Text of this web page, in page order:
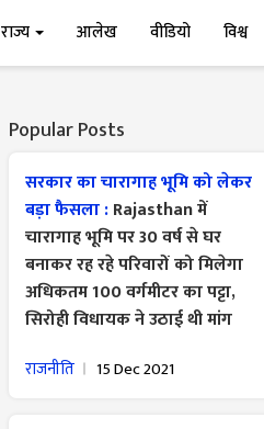
राज्य आलेख वीडियो विश्व
Popular Posts
सरकार का चारागाह भूमि को लेकर
बड़ा फैसला :Rajasthan में
चारागाह भूमि पर 30 वर्ष से घर
बनाकर रह रहे परिवारों को मिलेगा
अधिकतम 100 वर्गमीटर का पट्टा,
सिरोही विधायक ने उठाई थी मांग
राजनीति 15 Dec 2021